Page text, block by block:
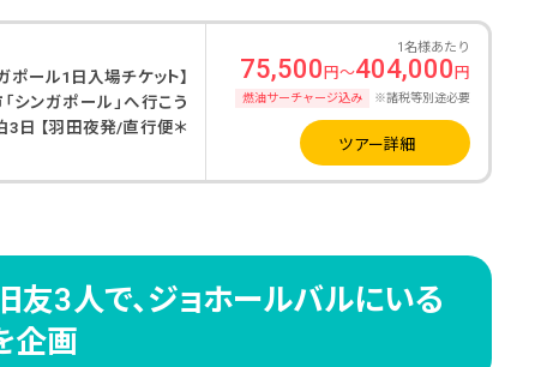
ポール1日入場チケット】
シンガポール」へ行こう
3日 【羽田夜発/直行便＊
1名様あたり
75,500 円～404,000 円
燃油サーチャージ込み ※諸税等別途必要
ツアー詳細
友3人で、ジョホールバルにいる
企画